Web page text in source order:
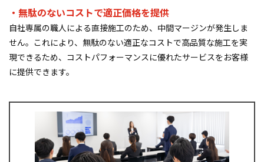
・無駄のないコストで適正価格を提供
自社専属の職人による直接施工のため、中間マージンが発生しま
せん。これにより、無駄のない適正なコストで高品質な施工を実
現できるため、コストパフォーマンスに優れたサービスをお客様
に提供できます。